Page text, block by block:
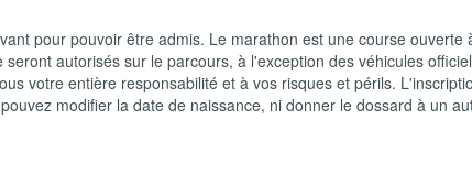
pour pouvoir être admis. Le marathon est une course ouverte
autorisés sur le parcours, à l'exception des véhicules
votre entière responsabilité et à vos risques et périls.
modifier la date de naissance, ni donner le dossard à un